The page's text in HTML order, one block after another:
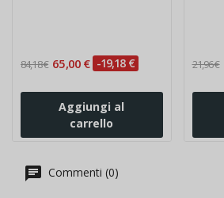
84,18 € 65,00 € -19,18 €
Aggiungi al
carrello
21,96 €
Commenti (0)